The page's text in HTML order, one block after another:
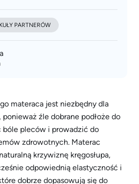
PARTNERÓW
materaca jest niezbędny dla
ponieważ źle dobrane podłoże do
bóle pleców i prowadzić do
zdrowotnych. Materac
krzywiznę kręgosłupa,
odpowiednią elastyczność i
dobrze dopasowują się do